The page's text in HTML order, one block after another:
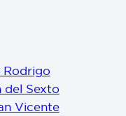
Rodrigo
del Sexto
Vicente